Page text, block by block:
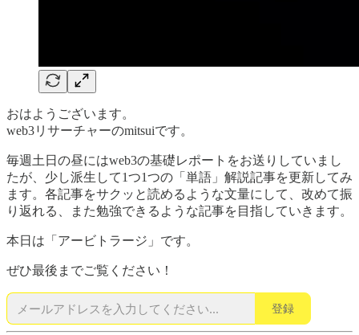
おはようございます。
web3リサーチャーのmitsuiです。
毎週土日の昼にはweb3の基礎レポートをお送りしていまし
たが、少し派生して1つ1つの「単語」解説記事を更新してみ
ます。各記事をサクッと読めるような文量にして、改めて振
り返れる、また勉強できるような記事を目指していきます。
本日は「アービトラージ」です。
ぜひ最後までご覧ください！
登録